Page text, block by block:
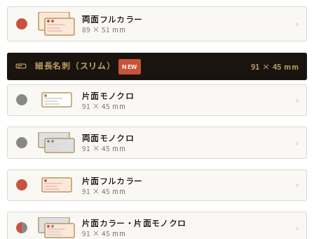
両面フルカラー
89 × 51 mm
›
細長名刺（スリム） NEW 91 × 45 mm
片面モノクロ
91 × 45 mm
›
両面モノクロ
91 × 45 mm
›
片面フルカラー
91 × 45 mm
›
片面カラー・片面モノクロ
91 × 45 mm
›